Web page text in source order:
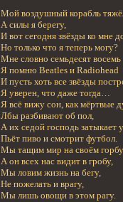
Мой воздушный корабль
А силы я берегу,
И вот сегодня звёзды ко мне
Но только что я теперь могу?
Мне словно семьдесят восемь
Я помню Beatles и Radiohead
И пусть хоть все звёзды
Я уверен, что даже тогда…
Я всё вижу сон, как мёртвые
Лбы разбивают об пол,
А их седой господь затыкает
Пьёт пиво и смотрит футбол.
Мы тащим мир на своём
А он всех нас видит в гробу,
Мы ловим жизнь на бегу,
Не пожелать и врагу,
Мы лишь овощи в этом рагу.